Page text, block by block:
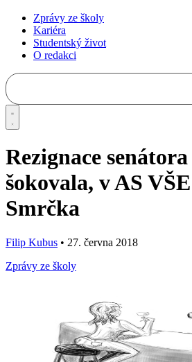
Zprávy ze školy
Kariéra
Studentský život
O redakci
Rezignace
šokovala, v AS
Smrčka
Filip Kubus • 27. června 2018
Zprávy ze školy